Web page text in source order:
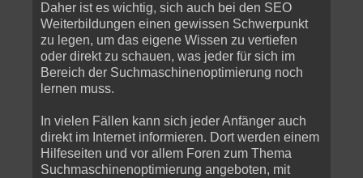
Daher ist es wichtig, sich auch bei den SEO
Weiterbildungen einen gewissen Schwerpunkt
zu legen, um das eigene Wissen zu vertiefen
oder direkt zu schauen, was jeder für sich im
Bereich der Suchmaschinenoptimierung noch
lernen muss.
In vielen Fällen kann sich jeder Anfänger auch
direkt im Internet informieren. Dort werden einem
Hilfeseiten und vor allem Foren zum Thema
Suchmaschinenoptimierung angeboten, mit